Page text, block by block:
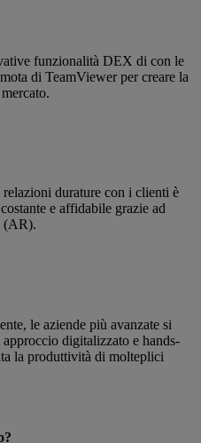
funzionalità DEX di con le
di TeamViewer per creare la
durature con i clienti è
e affidabile grazie ad
(AR).
le aziende più avanzate si
digitalizzato e hands-
la produttività di molteplici